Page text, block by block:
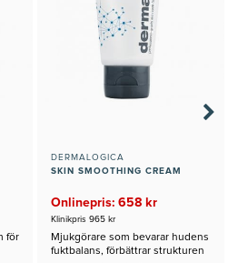
för
DERMALOGICA
SKIN SMOOTHING CREAM
Onlinepris: 658 kr
Klinikpris 965 kr
Mjukgörare som bevarar hudens
fuktbalans, förbättrar strukturen